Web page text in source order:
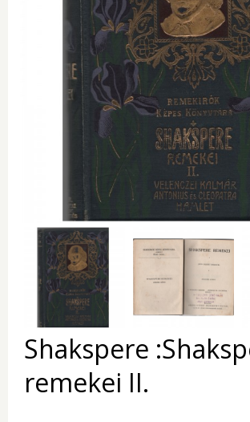
Shakspere
remekei II.